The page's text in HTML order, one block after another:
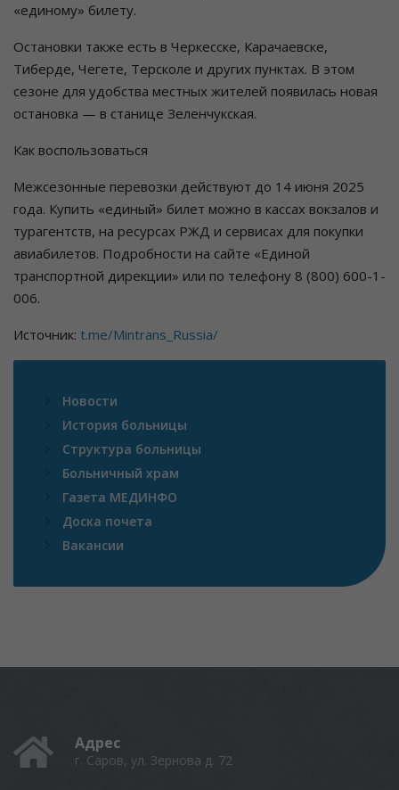
Новости
История больницы
Структура больницы
Больничный храм
Газета МЕДИНФО
Доска почета
Вакансии
«единому» билету.
Остановки также есть в Черкесске, Карачаевске,
Тиберде, Чегете, Терсколе и других пунктах. В этом
сезоне для удобства местных жителей появилась новая
остановка — в станице Зеленчукская.
Как воспользоваться
Межсезонные перевозки действуют до 14 июня 2025
года. Купить «единый» билет можно в кассах вокзалов и
турагентств, на ресурсах РЖД и сервисах для покупки
авиабилетов. Подробности на сайте «Единой
транспортной дирекции» или по телефону 8 (800) 600-1-
006.
Источник: t.me/Mintrans_Russia/
Адрес
г. Саров, ул. Зернова д. 72